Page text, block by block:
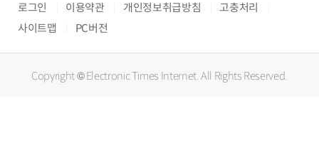
로그인 이용약관 개인정보취급방침
고충처리
사이트맵
PC버전
Copyright © Electronic Times Internet. All Rights Reserved.